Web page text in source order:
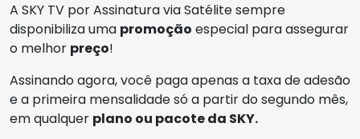
A SKY TV por Assinatura via Satélite sempre
disponibiliza uma promoção especial para assegurar
o melhor preço!
Assinando agora, você paga apenas a taxa de adesão
e a primeira mensalidade só a partir do segundo mês,
em qualquer plano ou pacote da SKY.